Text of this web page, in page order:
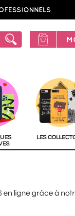
LES
en ligne grâce à